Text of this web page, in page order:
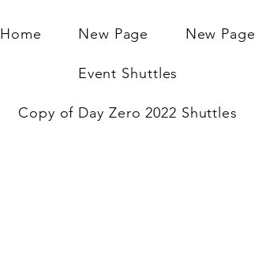
Home New Page New Page
Event Shuttles
Copy of Day Zero 2022 Shuttles